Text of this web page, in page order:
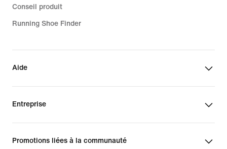
Conseil produit
Running Shoe Finder
Aide
Entreprise
Promotions liées à la communauté